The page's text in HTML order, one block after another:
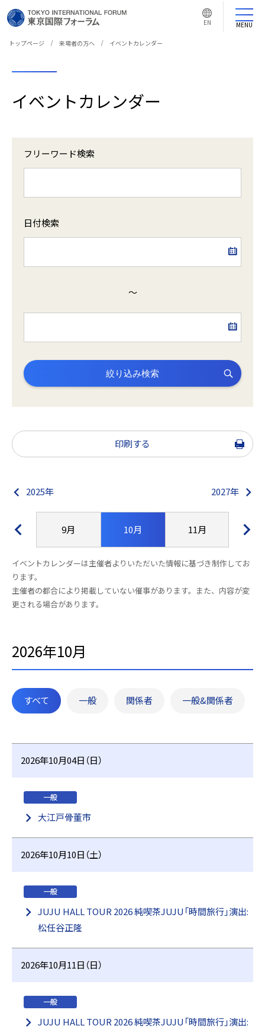
言
語
切
EN MENU
トップページ 来場者の方へ イベントカレンダー
イベントカレンダー
フリーワード検索
日付検索
～
絞り込み検索
印刷する
2025年 2027年
9月 10月 11月
イベントカレンダーは主催者よりいただいた情報に基づき制作してお
ります。
主催者の都合により掲載していない催事があります。また、内容が変
更される場合があります。
2026年10月
すべて 一般 関係者 一般&関係者
2026年10月04日（日）
一般
大江戸骨董市
2026年10月10日（土）
一般
JUJU HALL TOUR 2026 純喫茶JUJU「時間旅行」演出:
松任谷正隆
2026年10月11日（日）
一般
JUJU HALL TOUR 2026 純喫茶JUJU「時間旅行」演出: